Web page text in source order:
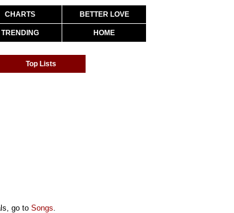
CHARTS BETTER LOVE
TRENDING HOME
Top Lists
go to Songs.